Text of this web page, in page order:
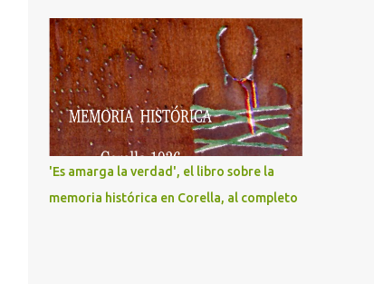
'Es amarga la verdad', el libro sobre la
memoria histórica en Corella, al completo